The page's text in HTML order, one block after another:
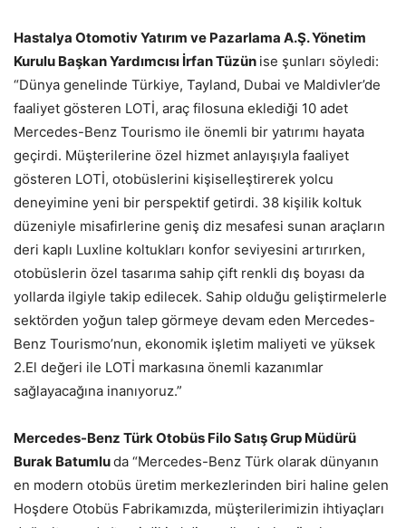
Hastalya Otomotiv Yatırım ve Pazarlama A.Ş. Yönetim
Kurulu Başkan Yardımcısı İrfan Tüzün ise şunları söyledi:
“Dünya genelinde Türkiye, Tayland, Dubai ve Maldivler’de
faaliyet gösteren LOTİ, araç filosuna eklediği 10 adet
Mercedes-Benz Tourismo ile önemli bir yatırımı hayata
geçirdi. Müşterilerine özel hizmet anlayışıyla faaliyet
gösteren LOTİ, otobüslerini kişiselleştirerek yolcu
deneyimine yeni bir perspektif getirdi. 38 kişilik koltuk
düzeniyle misafirlerine geniş diz mesafesi sunan araçların
deri kaplı Luxline koltukları konfor seviyesini artırırken,
otobüslerin özel tasarıma sahip çift renkli dış boyası da
yollarda ilgiyle takip edilecek. Sahip olduğu geliştirmelerle
sektörden yoğun talep görmeye devam eden Mercedes-
Benz Tourismo’nun, ekonomik işletim maliyeti ve yüksek
2.El değeri ile LOTİ markasına önemli kazanımlar
sağlayacağına inanıyoruz.”
Mercedes-Benz Türk Otobüs Filo Satış Grup Müdürü
Burak Batumluda “Mercedes-Benz Türk olarak dünyanın
en modern otobüs üretim merkezlerinden biri haline gelen
Hoşdere Otobüs Fabrikamızda, müşterilerimizin ihtiyaçları